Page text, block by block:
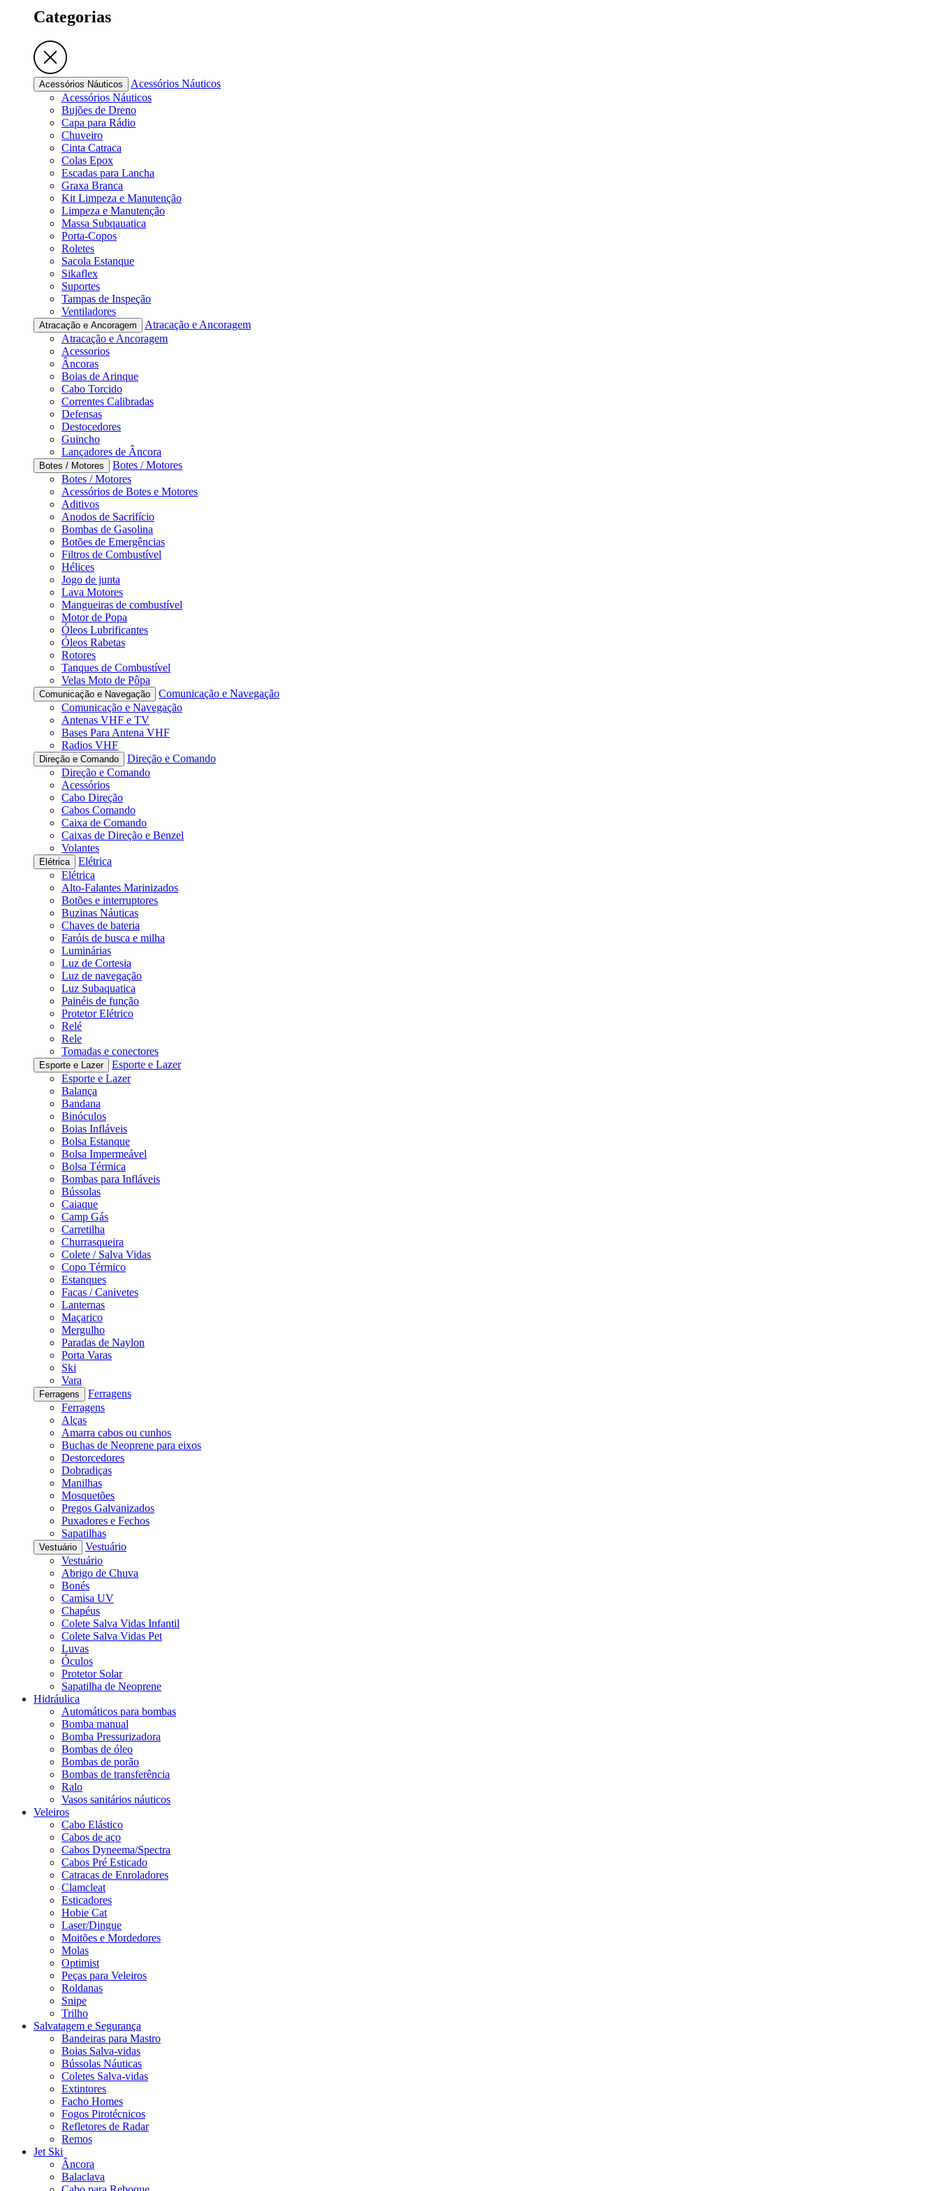
Categorias
Acessórios Náuticos
Acessórios Náuticos
Acessórios Náuticos
Bujões de Dreno
Capa para Rádio
Chuveiro
Cinta Catraca
Colas Epox
Escadas para Lancha
Graxa Branca
Kit Limpeza e Manutenção
Limpeza e Manutenção
Massa Subqauatica
Porta-Copos
Roletes
Sacola Estanque
Sikaflex
Suportes
Tampas de Inspeção
Ventiladores
Atracação e Ancoragem
Atracação e Ancoragem
Atracação e Ancoragem
Acessorios
Âncoras
Boias de Arinque
Cabo Torcido
Correntes Calibradas
Defensas
Destocedores
Guincho
Lançadores de Âncora
Botes / Motores
Botes / Motores
Botes / Motores
Acessórios de Botes e Motores
Aditivos
Anodos de Sacrifício
Bombas de Gasolina
Botões de Emergências
Filtros de Combustível
Hélices
Jogo de junta
Lava Motores
Mangueiras de combustível
Motor de Popa
Óleos Lubrificantes
Óleos Rabetas
Rotores
Tanques de Combustível
Velas Moto de Pôpa
Comunicação e Navegação
Comunicação e Navegação
Comunicação e Navegação
Antenas VHF e TV
Bases Para Antena VHF
Radios VHF
Direção e Comando
Direção e Comando
Direção e Comando
Acessórios
Cabo Direção
Cabos Comando
Caixa de Comando
Caixas de Direção e Benzel
Volantes
Elétrica
Elétrica
Elétrica
Alto-Falantes Marinizados
Botões e interruptores
Buzinas Náuticas
Chaves de bateria
Faróis de busca e milha
Luminárias
Luz de Cortesia
Luz de navegação
Luz Subaquatica
Painéis de função
Protetor Elétrico
Relé
Rele
Tomadas e conectores
Esporte e Lazer
Esporte e Lazer
Esporte e Lazer
Balança
Bandana
Binóculos
Boias Infláveis
Bolsa Estanque
Bolsa Impermeável
Bolsa Térmica
Bombas para Infláveis
Bússolas
Caiaque
Camp Gás
Carretilha
Churrasqueira
Colete / Salva Vidas
Copo Térmico
Estanques
Facas / Canivetes
Lanternas
Maçarico
Mergulho
Paradas de Naylon
Porta Varas
Ski
Vara
Ferragens
Ferragens
Ferragens
Alças
Amarra cabos ou cunhos
Buchas de Neoprene para eixos
Destorcedores
Dobradiças
Manilhas
Mosquetões
Pregos Galvanizados
Puxadores e Fechos
Sapatilhas
Vestuário
Vestuário
Vestuário
Abrigo de Chuva
Bonés
Camisa UV
Chapéus
Colete Salva Vidas Infantil
Colete Salva Vidas Pet
Luvas
Óculos
Protetor Solar
Sapatilha de Neoprene
Hidráulica
Automáticos para bombas
Bomba manual
Bomba Pressurizadora
Bombas de óleo
Bombas de porão
Bombas de transferência
Ralo
Vasos sanitários náuticos
Veleiros
Cabo Elástico
Cabos de aço
Cabos Dyneema/Spectra
Cabos Pré Esticado
Catracas de Enroladores
Clamcleat
Esticadores
Hobie Cat
Laser/Dingue
Moitões e Mordedores
Molas
Optimist
Peças para Veleiros
Roldanas
Snipe
Trilho
Salvatagem e Segurança
Bandeiras para Mastro
Boias Salva-vidas
Bússolas Náuticas
Coletes Salva-vidas
Extintores
Facho Homes
Fogos Pirotécnicos
Refletores de Radar
Remos
Jet Ski
Âncora
Balaclava